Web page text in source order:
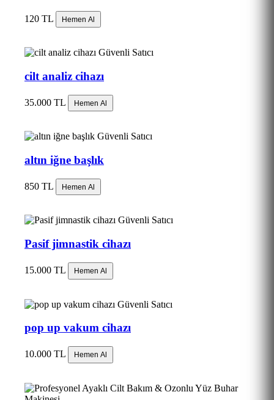
120 TL Hemen Al
Güvenli Satıcı
cilt analiz cihazı
35.000 TL Hemen Al
Güvenli Satıcı
altın iğne başlık
850 TL Hemen Al
Güvenli Satıcı
Pasif jimnastik cihazı
15.000 TL Hemen Al
Güvenli Satıcı
pop up vakum cihazı
10.000 TL Hemen Al